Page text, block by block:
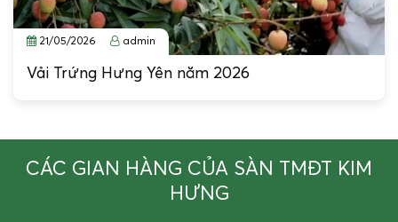
21/05/2026 admin
Vải Trứng Hưng Yên năm 2026
CÁC GIAN HÀNG CỦA SÀN TMĐT KIM
HƯNG